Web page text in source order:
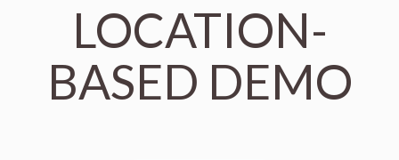
LOCATION-
BASED DEMO